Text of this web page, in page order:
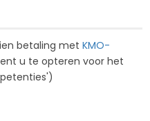
betaling metKMO-
u te opteren voor het
')